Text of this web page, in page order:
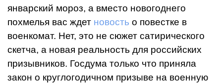
январский мороз, а вместо новогоднего
похмелья вас ждет новость о повестке в
военкомат. Нет, это не сюжет сатирического
скетча, а новая реальность для российских
призывников. Госдума только что приняла
закон о круглогодичном призыве на военную